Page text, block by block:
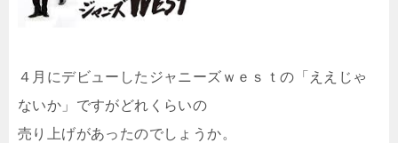
４月にデビューしたジャニーズｗｅｓｔの「ええじゃ
ないか」ですがどれくらいの
売り上げがあったのでしょうか。